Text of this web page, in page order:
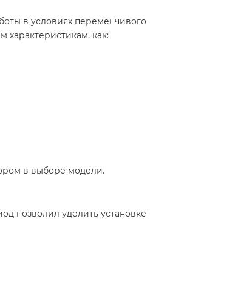
в условиях переменчивого
характеристикам, как:
в выборе модели.
позволил уделить установке